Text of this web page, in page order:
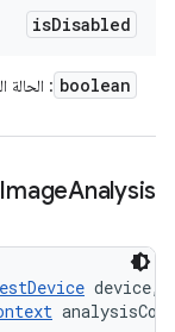
isDisabled
boolean
:
ImageAnalysis
device,